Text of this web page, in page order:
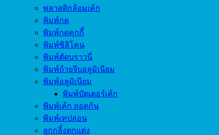
พลาสติกล้อมเค้ก
พิมพ์กด
พิมพ์กดคุกกี้
พิมพ์ซิลิโคน
พิมพ์ตัดบราวนี่
พิมพ์ถ้วยจีบอลูมิเนียม
พิมพ์อลูมิเนียม
พิมพ์บัตเตอร์เค้ก
พิมพ์เค้ก ถอดก้น
พิมพ์เทปล่อน
ลูกกลิ้งตกแต่ง